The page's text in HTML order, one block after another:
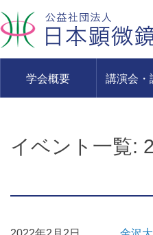
学会概要 講演会・
イベント一覧: